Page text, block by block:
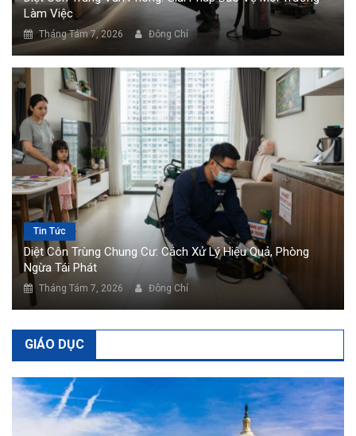
Làm Việc
Tháng Tám 7, 2026 Đông Chí
Tin Tức
Diệt Côn Trùng Chung Cư: Cách Xử Lý Hiệu Quả, Phòng
Ngừa Tái Phát
Tháng Tám 7, 2026 Đông Chí
GIÁO DỤC